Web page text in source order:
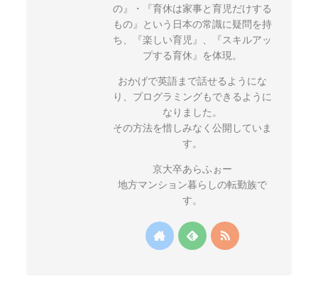
の』・『育休は家事と育児だけする
もの』という日本の常識に疑問を持
ち、『楽しい育児』、『スキルアッ
プする育休』を体現。
おかげで英語まで話せるようにな
り、プログラミングもできるように
なりました。
その方法を惜しみなく公開していま
す。
京大卒あらふぉー
地方マンション暮らしの転勤族で
す。